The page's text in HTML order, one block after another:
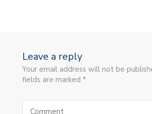
Leave a reply
Your email address will not be
fields are marked *